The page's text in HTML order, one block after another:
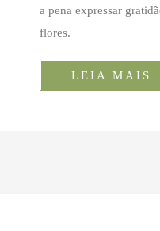
a pena expressar
flores.
LEIA MAIS